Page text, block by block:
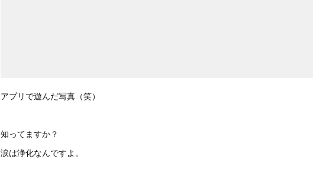
アプリで遊んだ写真（笑）
知ってますか？
涙は浄化なんですよ。